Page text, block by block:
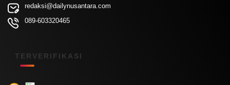
redaksi@dailynusantara.com
089-603320465
TERVERIFIKASI